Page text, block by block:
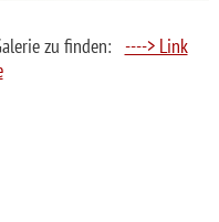
zu finden: ----> Link